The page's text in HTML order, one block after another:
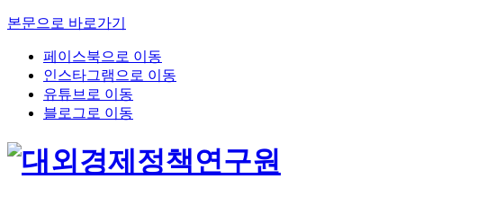
본문으로 바로가기
페이스북으로 이동
인스타그램으로 이동
유튜브로 이동
블로그로 이동